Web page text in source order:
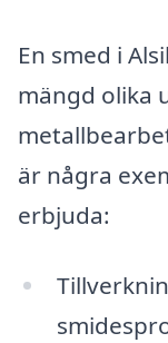
En smed i
mängd olika
är några
erbjuda: